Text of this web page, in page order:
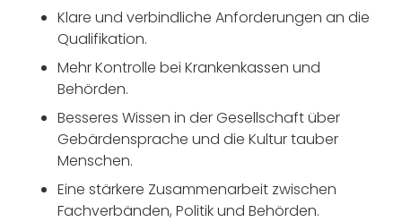
Klare und verbindliche Anforderungen an die
Qualifikation.
Mehr Kontrolle bei Krankenkassen und
Behörden.
Besseres Wissen in der Gesellschaft über
Gebärdensprache und die Kultur tauber
Menschen.
Eine stärkere Zusammenarbeit zwischen
Fachverbänden, Politik und Behörden.